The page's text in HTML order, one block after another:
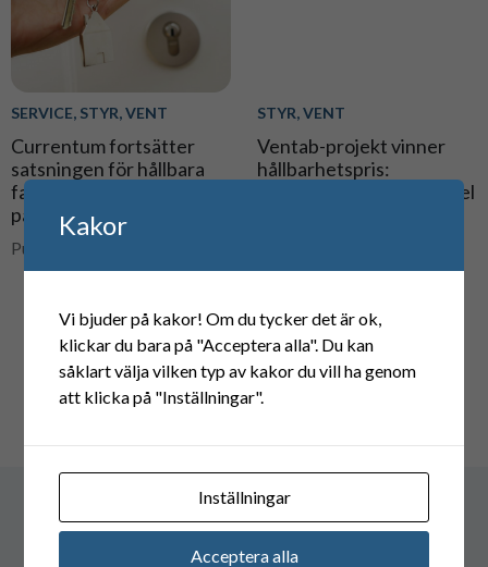
SERVICE, STYR, VENT
Currentum fortsätter
satsningen för hållbara
fastigheter – ECiS ny
partner
Publicerad 2022-02-28
STYR, VENT
Ventab-projekt vinner
hållbarhetspris:
”Hållbarhet en central del
Kakor
Vi bjuder på kakor! Om du tycker det är ok,
klickar du bara på "Acceptera alla". Du kan
såklart välja vilken typ av kakor du vill ha genom
att klicka på "Inställningar".
Inställningar
Acceptera alla